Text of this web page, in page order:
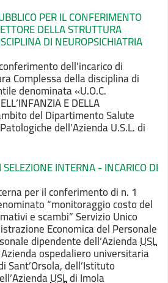
PER IL CONFERIMENTO
DELLA STRUTTURA
DI NEUROPSICHIATRIA
dell'incarico di
Complessa della disciplina di
denominata «U.O.C.
E DELLA
del Dipartimento Salute
dell’Azienda U.S.L. di
INTERNA - INCARICO DI
per il conferimento di n. 1
“monitoraggio costo del
e scambi” Servizio Unico
Economica del Personale
dipendente dell’AziendaUSL
Azienda ospedaliero universitaria
Sant’Orsola, dell’Istituto
USLdi Imola